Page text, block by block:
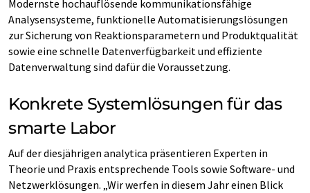
Modernste hochauflösende kommunikationsfähige
Analysensysteme, funktionelle Automatisierungslösungen
zur Sicherung von Reaktionsparametern und Produktqualität
sowie eine schnelle Datenverfügbarkeit und effiziente
Datenverwaltung sind dafür die Voraussetzung.
Konkrete Systemlösungen für das
smarte Labor
Auf der diesjährigen analytica präsentieren Experten in
Theorie und Praxis entsprechende Tools sowie Software- und
Netzwerklösungen. „Wir werfen in diesem Jahr einen Blick